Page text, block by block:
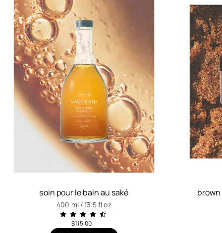
soin pour le bain au saké
400 ml / 13.5 fl oz
$115.00